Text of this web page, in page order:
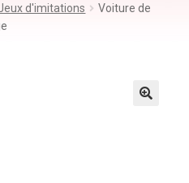
d'imitations
Voiture de